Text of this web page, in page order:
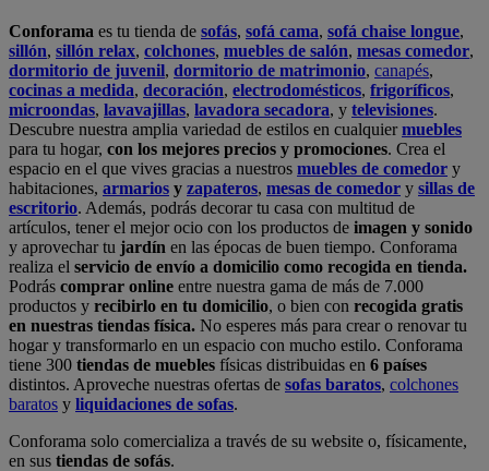
Conforama es tu tienda de sofás, sofá cama, sofá chaise longue,
sillón, sillón relax, colchones, muebles de salón, mesas comedor,
dormitorio de juvenil, dormitorio de matrimonio, canapés,
cocinas a medida, decoración, electrodomésticos, frigoríficos,
microondas, lavavajillas, lavadora secadora, y televisiones.
Descubre nuestra amplia variedad de estilos en cualquiermuebles
para tu hogar, con los mejores precios y promociones. Crea el
espacio en el que vives gracias a nuestros muebles de comedor y
habitaciones, armarios y zapateros, mesas de comedor y sillas de
escritorio. Además, podrás decorar tu casa con multitud de
artículos, tener el mejor ocio con los productos de imagen y sonido
y aprovechar tu jardín en las épocas de buen tiempo. Conforama
realiza el servicio de envío a domicilio como recogida en tienda.
Podrás comprar online entre nuestra gama de más de 7.000
productos y recibirlo en tu domicilio, o bien con recogida gratis
en nuestras tiendas física. No esperes más para crear o renovar tu
hogar y transformarlo en un espacio con mucho estilo. Conforama
tiene 300 tiendas de muebles físicas distribuidas en 6 países
distintos. Aproveche nuestras ofertas de sofas baratos, colchones
baratos y liquidaciones de sofas.
Conforama solo comercializa a través de su website o, físicamente,
en sus tiendas de sofás.